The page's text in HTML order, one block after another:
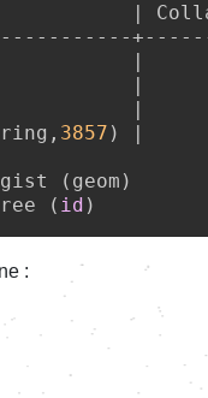
|
|
|
|
3857 ) |
gist (geom)
( id
: